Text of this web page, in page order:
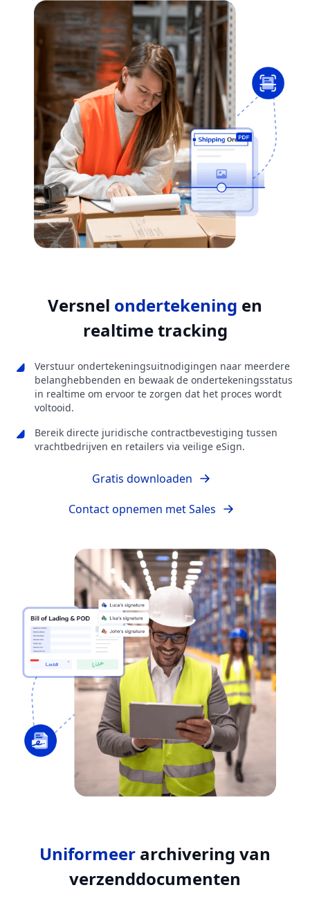
Versnel ondertekening en
realtime tracking
Verstuur ondertekeningsuitnodigingen naar meerdere
belanghebbenden en bewaak de ondertekeningsstatus
in realtime om ervoor te zorgen dat het proces wordt
voltooid.
Bereik directe juridische contractbevestiging tussen
vrachtbedrijven en retailers via veilige eSign.
Gratis downloaden
Contact opnemen met Sales
Uniformeer archivering van
verzenddocumenten